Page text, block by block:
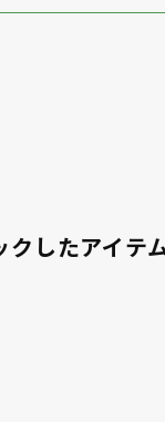
クしたアイテ